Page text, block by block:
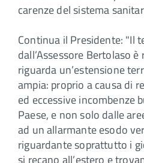
carenze del sistema
Continua il Presidente: "Il
dall’Assessore Bertolaso è
riguarda un’estensione
ampia: proprio a causa di
ed eccessive incombenze
Paese, e non solo dalle
ad un allarmante esodo
riguardante soprattutto i
si recano all’estero e